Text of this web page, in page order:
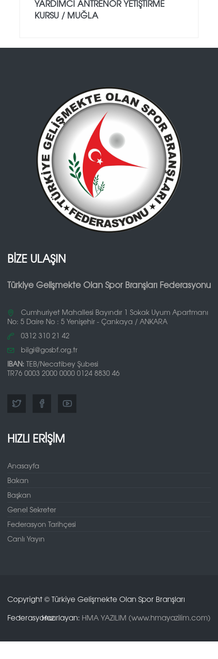
YARDIMCI ANTRENÖR YETİŞTİRME
KURSU / MUĞLA
BİZE ULAŞIN
Türkiye Gelişmekte Olan Spor Branşları Federasyonu
Cumhuriyet Mahallesi Bayındır 1 Sokak Uyum Apartmanı
No: 5 Daire No : 5 Yenişehir - Çankaya / ANKARA
0312 310 21 42
bilgi@gosbf.org.tr
IBAN: TEB/Necatibey Şubesi
TR76 0003 2000 0000 0124 8830 46
HIZLI ERİŞİM
Anasayfa
Bakan
Başkan
Genel Sekreter
Federasyon Tarihçesi
Canlı Yayın
Copyright © Türkiye Gelişmekte Olan Spor Branşları
Federasyonu.Hazırlayan: HMA YAZILIM (www.hmayazilim.com)